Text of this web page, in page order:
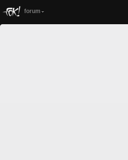
forum